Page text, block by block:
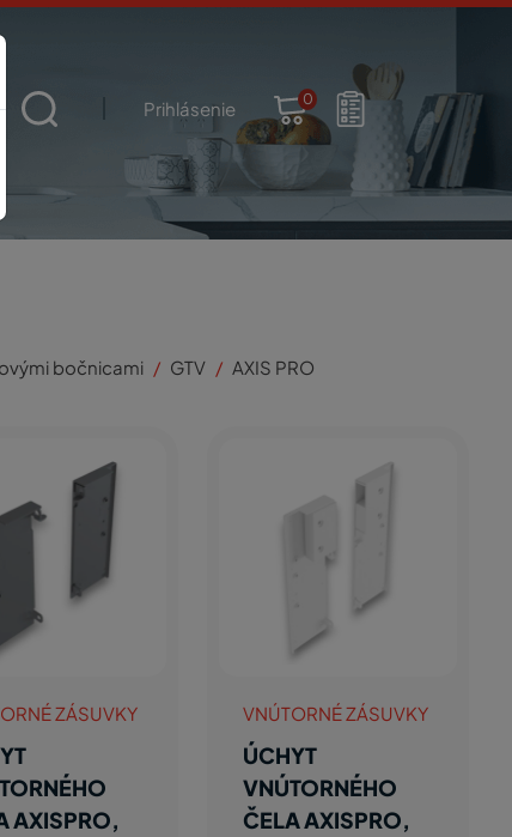
Prihlásenie 0
bočnicami GTV
AXIS PRO
ZÁSUVKY
AXISPRO,
VNÚTORNÉ ZÁSUVKY
ÚCHYT
VNÚTORNÉHO
ČELA AXISPRO,